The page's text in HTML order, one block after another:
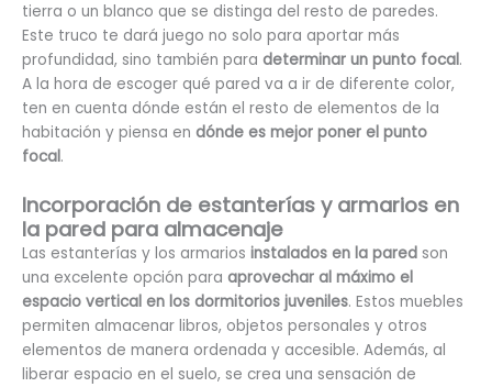
tierra o un blanco que se distinga del resto de paredes.
Este truco te dará juego no solo para aportar más
profundidad, sino también para determinar un punto focal.
A la hora de escoger qué pared va a ir de diferente color,
ten en cuenta dónde están el resto de elementos de la
habitación y piensa en dónde es mejor poner el punto
focal.
Incorporación de estanterías y armarios en
la pared para almacenaje
Las estanterías y los armarios instalados en la pared son
una excelente opción para aprovechar al máximo el
espacio vertical en los dormitorios juveniles. Estos muebles
permiten almacenar libros, objetos personales y otros
elementos de manera ordenada y accesible. Además, al
liberar espacio en el suelo, se crea una sensación de